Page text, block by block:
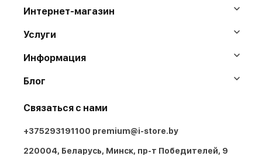
Интернет-магазин
Услуги
Информация
Блог
Связаться с нами
+375293191100 premium@i-store.by
220004, Беларусь, Минск, пр-т Победителей, 9